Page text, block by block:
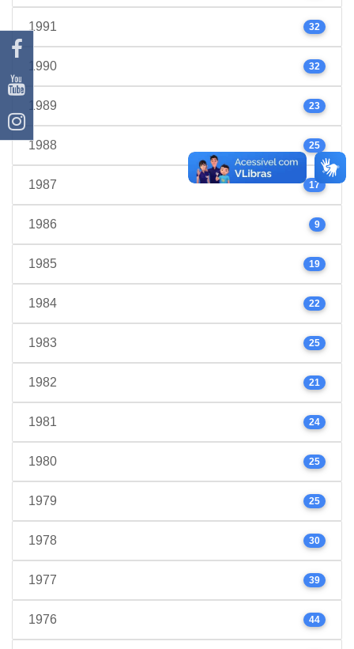
1991 32
1990 32
1989 23
1988 25
1987 17
1986 9
1985 19
1984 22
1983 25
1982 21
1981 24
1980 25
1979 25
1978 30
1977 39
1976 44